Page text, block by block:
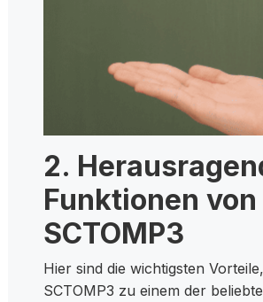
2.
Funktionen von
SCTOMP3
Hier sind die wichtigsten
SCTOMP3 zu einem der